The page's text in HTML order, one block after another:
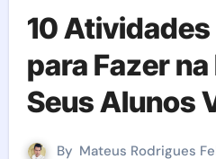
10 Atividades
para Fazer
Seus Alunos
By Mateus Rodrigues